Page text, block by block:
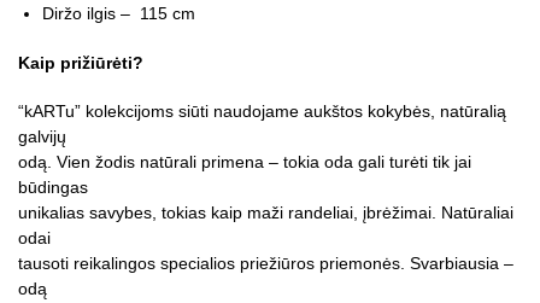
Diržo ilgis – 115 cm
Kaip prižiūrėti?
“kARTu” kolekcijoms siūti naudojame aukštos kokybės, natūralią
galvijų
odą. Vien žodis natūrali primena – tokia oda gali turėti tik jai
būdingas
unikalias savybes, tokias kaip maži randeliai, įbrėžimai. Natūraliai
odai
tausoti reikalingos specialios priežiūros priemonės. Svarbiausia –
odą